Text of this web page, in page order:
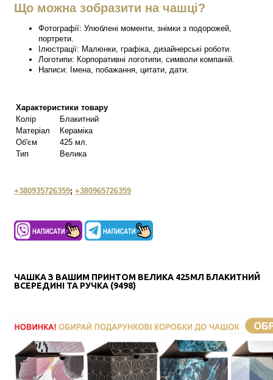
Що можна зобразити на чашці?
Фотографії: Улюблені моменти, знімки з подорожей,
портрети.
Ілюстрації: Малюнки, графіка, дизайнерські роботи.
Логотипи: Корпоративні логотипи, символи компаній.
Написи: Імена, побажання, цитати, дати.
Характеристики товару
Колір
Блакитний
Матеріал
Кераміка
Об'єм
425 мл.
Тип
Велика
+380935726359; +380965726359
ЧАШКА З ВАШИМ ПРИНТОМ ВЕЛИКА 425МЛ БЛАКИТНИЙ
ВСЕРЕДИНІ ТА РУЧКА (9498)